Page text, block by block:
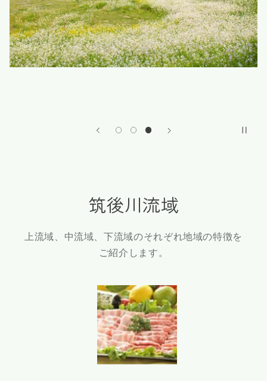
筑後川流域
上流域、中流域、下流域のそれぞれ地域の特徴を
ご紹介します。